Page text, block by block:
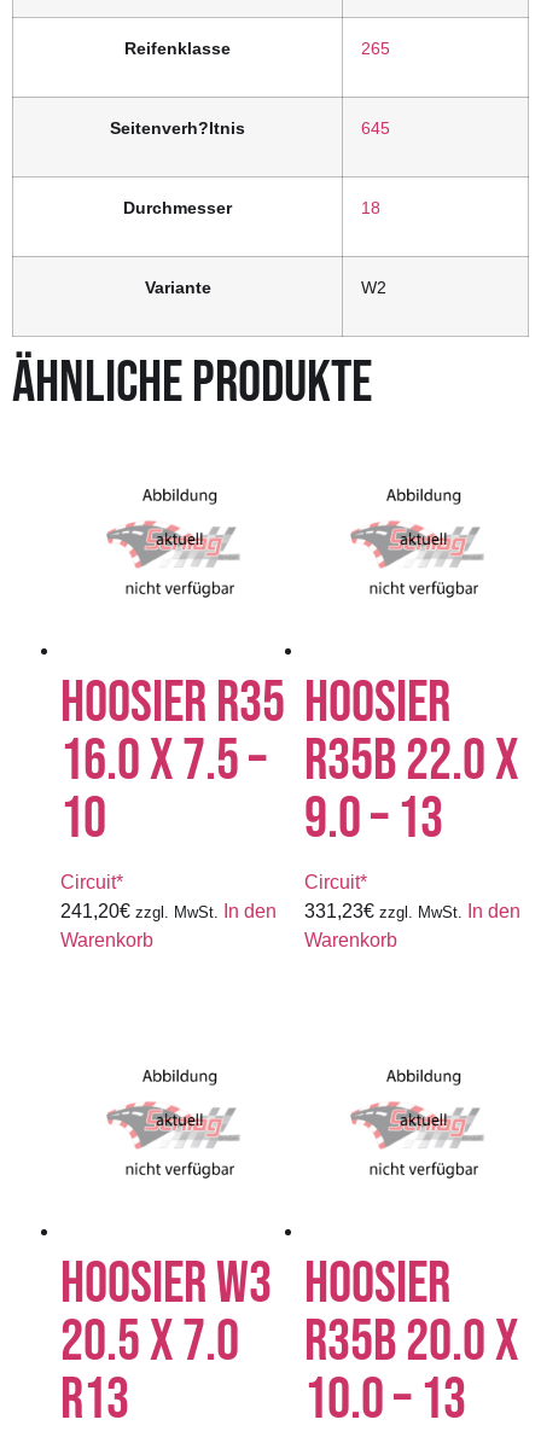
Reifenklasse 265
Seitenverh?ltnis 645
Durchmesser 18
Variante W2
ÄHNLICHE PRODUKTE
HOOSIER R35
16.0 X 7.5 –
10
Circuit*
241,20€ zzgl. MwSt.
In den
Warenkorb
HOOSIER
R35B 22.0 X
9.0 – 13
Circuit*
331,23€ zzgl. MwSt.
In den
Warenkorb
HOOSIER W3
20.5 X 7.0
R13
HOOSIER
R35B 20.0 X
10.0 – 13